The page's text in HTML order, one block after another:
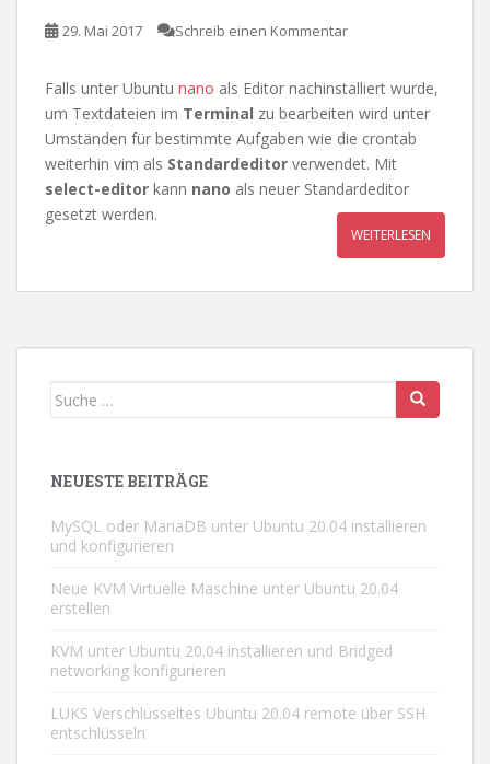
29. Mai 2017 Schreib einen Kommentar
Falls unter Ubuntu nano als Editor nachinstalliert wurde,
um Textdateien im Terminal zu bearbeiten wird unter
Umständen für bestimmte Aufgaben wie die crontab
weiterhin vim als Standardeditor verwendet. Mit
select-editor kann nano als neuer Standardeditor
gesetzt werden.
WEITERLESEN
Suche
NEUESTE BEITRÄGE
MySQL oder MariaDB unter Ubuntu 20.04 installieren
und konfigurieren
Neue KVM Virtuelle Maschine unter Ubuntu 20.04
erstellen
KVM unter Ubuntu 20.04 installieren und Bridged
networking konfigurieren
LUKS Verschlüsseltes Ubuntu 20.04 remote über SSH
entschlüsseln